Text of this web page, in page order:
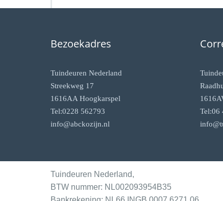
Bezoekadres
Tuindeuren Nederland
Streekweg 17
1616AA Hoogkarspel
Tel:0228 562793
info@abckozijn.nl
Tel:06
Tuindeuren Nederland,
BTW nummer: NL002093954B35